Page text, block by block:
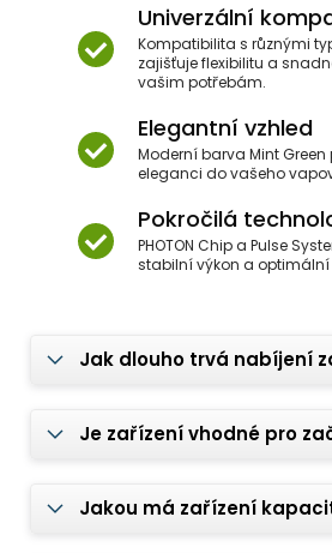
Univerzální
Kompatibilita s různými
zajišťuje flexibilitu a
vašim potřebám.
Elegantní vzhled
Moderní barva Mint
eleganci do vašeho
Pokročilá
PHOTON Chip a Pulse
stabilní výkon a optimální
Jak dlouho trvá nabíjení
Je zařízení vhodné pro
Jakou má zařízení